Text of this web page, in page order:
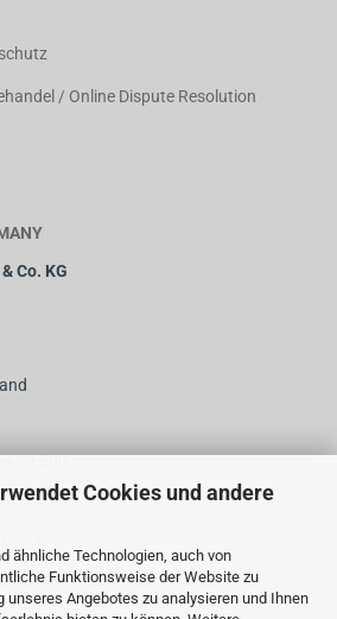
Cookies und andere
ähnliche Technologien, auch von
Funktionsweise der Website zu
unseres Angebotes zu analysieren und Ihnen
/ Online Dispute Resolution
Co. KG
99 500
99 510